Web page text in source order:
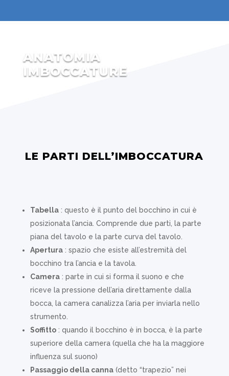
ANATOMIA
IMBOCCATURE
LE PARTI DELL’IMBOCCATURA
Tabella: questo è il punto del bocchino in cui è
posizionata l’ancia. Comprende due parti, la parte
piana del tavolo e la parte curva del tavolo.
Apertura: spazio che esiste all’estremità del
bocchino tra l’ancia e la tavola.
Camera: parte in cui si forma il suono e che
riceve la pressione dell’aria direttamente dalla
bocca, la camera canalizza l’aria per inviarla nello
strumento.
Soffitto: quando il bocchino è in bocca, è la parte
superiore della camera (quella che ha la maggiore
influenza sul suono)
Passaggio della canna(detto “trapezio” nei